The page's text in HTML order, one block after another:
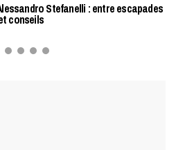
Stefanelli : entre escapades
conseils